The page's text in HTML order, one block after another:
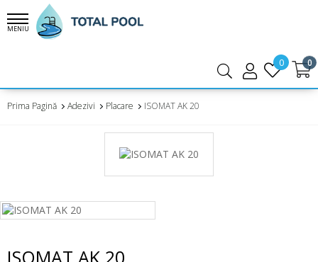
MENIU
0 0
Prima Pagină Adezivi Placare ISOMAT AK 20
ISOMAT AK 20